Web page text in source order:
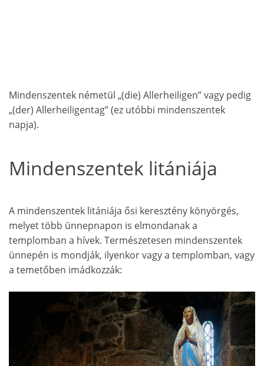
Mindenszentek németül „(die) Allerheiligen” vagy pedig
„(der) Allerheiligentag” (ez utóbbi mindenszentek
napja).
Mindenszentek litániája
A mindenszentek litániája ősi keresztény könyörgés,
melyet több ünnepnapon is elmondanak a
templomban a hívek. Természetesen mindenszentek
ünnepén is mondják, ilyenkor vagy a templomban, vagy
a temetőben imádkozzák: